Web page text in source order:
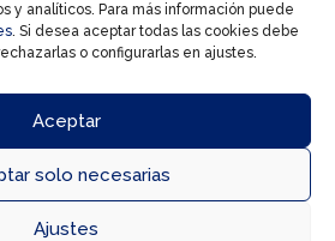
y analíticos. Para más información puede
. Si desea aceptar todas las cookies debe
o configurarlas en ajustes.
Aceptar
solo necesarias
AjustesEVENTOS